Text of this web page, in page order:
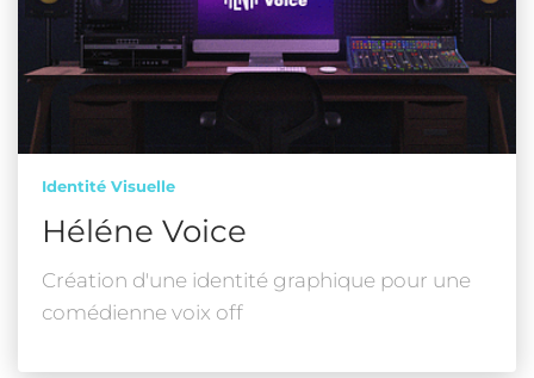
Identité Visuelle
Héléne Voice
Création d'une identité graphique pour une
comédienne voix off